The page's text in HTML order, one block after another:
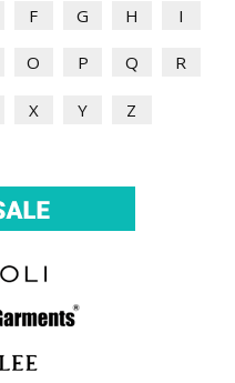
F G H I
O P Q R
X Y Z